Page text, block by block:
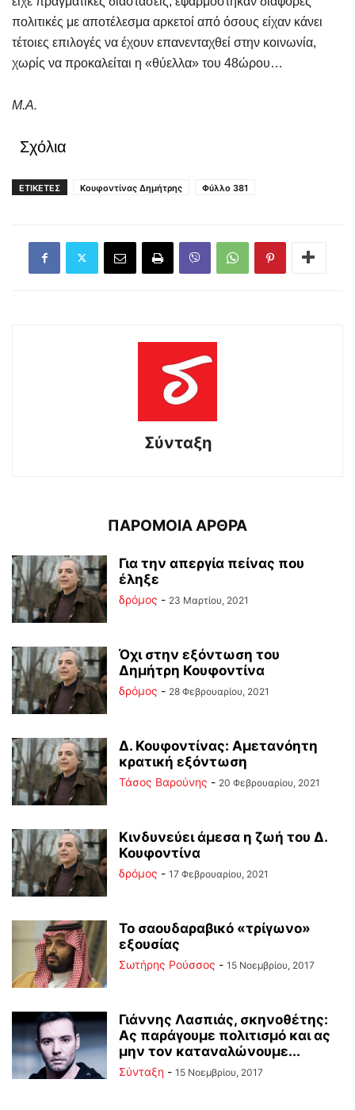
πολιτικές με αποτέλεσμα αρκετοί από όσους είχαν κάνει
τέτοιες επιλογές να έχουν επανενταχθεί στην κοινωνία,
χωρίς να προκαλείται η «θύελλα» του 48ώρου…
Μ.Α.
Σχόλια
ΕΤΙΚΕΤΕΣ Κουφοντίνας Δημήτρης Φύλλο 381
Σύνταξη
ΠΑΡΟΜΟΙΑ ΑΡΘΡΑ
Για την απεργία πείνας που
έληξε
δρόμος - 23 Μαρτίου, 2021
Όχι στην εξόντωση του
Δημήτρη Κουφοντίνα
δρόμος - 28 Φεβρουαρίου, 2021
Δ. Κουφοντίνας: Αμετανόητη
κρατική εξόντωση
Τάσος Βαρούνης - 20 Φεβρουαρίου, 2021
Κινδυνεύει άμεσα η ζωή του Δ.
Κουφοντίνα
δρόμος - 17 Φεβρουαρίου, 2021
Το σαουδαραβικό «τρίγωνο»
εξουσίας
Σωτήρης Ρούσσος - 15 Νοεμβρίου, 2017
Γιάννης Λασπιάς, σκηνοθέτης:
Ας παράγουμε πολιτισμό και ας
μην τον καταναλώνουμε...
Σύνταξη - 15 Νοεμβρίου, 2017